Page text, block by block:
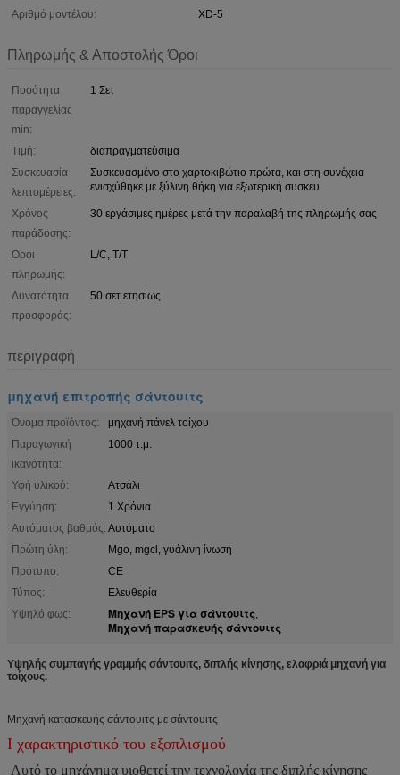
Αριθμό μοντέλου:
XD-5
Πληρωμής & Αποστολής Όροι
Ποσότητα
παραγγελίας
min:
1 Σετ
Τιμή:
διαπραγματεύσιμα
Συσκευασία
λεπτομέρειες:
Συσκευασμένο στο χαρτοκιβώτιο πρώτα, και στη συνέχεια
ενισχύθηκε με ξύλινη θήκη για εξωτερική συσκευ
Χρόνος
παράδοσης:
30 εργάσιμες ημέρες μετά την παραλαβή της πληρωμής σας
Όροι
πληρωμής:
L/C, T/T
Δυνατότητα
προσφοράς:
50 σετ ετησίως
περιγραφή
μηχανή επιτροπής σάντουιτς
Όνομα προϊόντος:
μηχανή πάνελ τοίχου
Παραγωγική
ικανότητα:
1000 τ.μ.
Υφή υλικού:
Ατσάλι
Εγγύηση:
1 Χρόνια
Αυτόματος βαθμός: Αυτόματο
Πρώτη ύλη:
Mgo, mgcl, γυάλινη ίνωση
Πρότυπο:
CE
Τύπος:
Ελευθερία
Υψηλό φως:
Μηχανή EPS για σάντουιτς,
Μηχανή παρασκευής σάντουιτς
Υψηλής συμπαγής γραμμής σάντουιτς, διπλής κίνησης, ελαφριά μηχανή για
τοίχους.
Μηχανή κατασκευής σάντουιτς με σάντουιτς
Ι χαρακτηριστικό του εξοπλισμού
Αυτό το μηχάνημα υιοθετεί την τεχνολογία της διπλής κίνησης